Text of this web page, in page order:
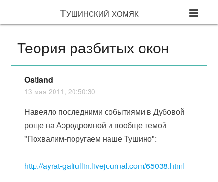
Тушинский хомяк
Теория разбитых окон
Ostland
13 мая 2011, 20:50:30
Навеяло последними событиями в Дубовой
роще на Аэродромной и вообще темой
"Похвалим-поругаем наше Тушино":
http://ayrat-galiullin.livejournal.com/65038.html